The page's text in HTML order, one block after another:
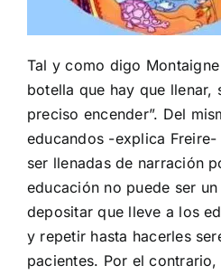
Tal y como digo
botella que hay que llenar,
preciso encender”. Del
educandos -explica
ser llenadas de narración
educación no puede ser
depositar que lleve a los
y repetir hasta hacerles
pacientes. Por el